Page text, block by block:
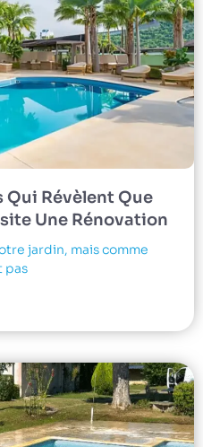
Qui Révèlent Que
Une Rénovation
jardin, mais comme
pas